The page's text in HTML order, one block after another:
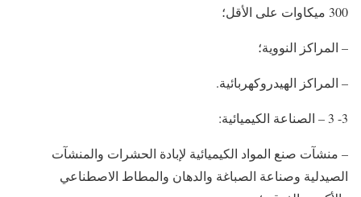
300 ميكاوات على الأقل؛
– المراكز النووية؛
– المراكز الهيدروكهربائية.
3- 3 – الصناعة الكيميائية:
– منشآت صنع المواد الكيميائية لإبادة الحشرات والمنشآت
الصيدلية وصناعة الصباغة والدهان والمطاط الاصطناعي